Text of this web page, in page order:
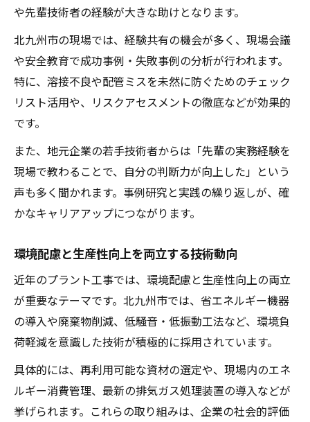
や先輩技術者の経験が大きな助けとなります。
北九州市の現場では、経験共有の機会が多く、現場会議
や安全教育で成功事例・失敗事例の分析が行われます。
特に、溶接不良や配管ミスを未然に防ぐためのチェック
リスト活用や、リスクアセスメントの徹底などが効果的
です。
また、地元企業の若手技術者からは「先輩の実務経験を
現場で教わることで、自分の判断力が向上した」という
声も多く聞かれます。事例研究と実践の繰り返しが、確
かなキャリアアップにつながります。
環境配慮と生産性向上を両立する技術動向
近年のプラント工事では、環境配慮と生産性向上の両立
が重要なテーマです。北九州市では、省エネルギー機器
の導入や廃棄物削減、低騒音・低振動工法など、環境負
荷軽減を意識した技術が積極的に採用されています。
具体的には、再利用可能な資材の選定や、現場内のエネ
ルギー消費管理、最新の排気ガス処理装置の導入などが
挙げられます。これらの取り組みは、企業の社会的評価